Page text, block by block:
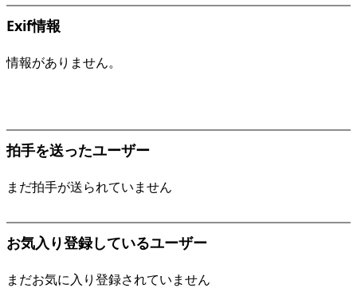
Exif情報
情報がありません。
拍手を送ったユーザー
まだ拍手が送られていません
お気入り登録しているユーザー
まだお気に入り登録されていません